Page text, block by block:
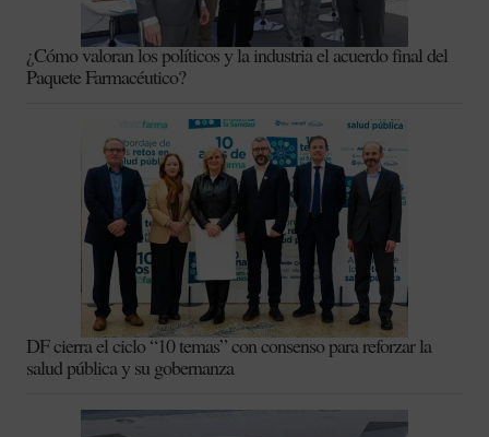
¿Cómo valoran los políticos y la industria el acuerdo final del
Paquete Farmacéutico?
DF cierra el ciclo “10 temas” con consenso para reforzar la
salud pública y su gobernanza